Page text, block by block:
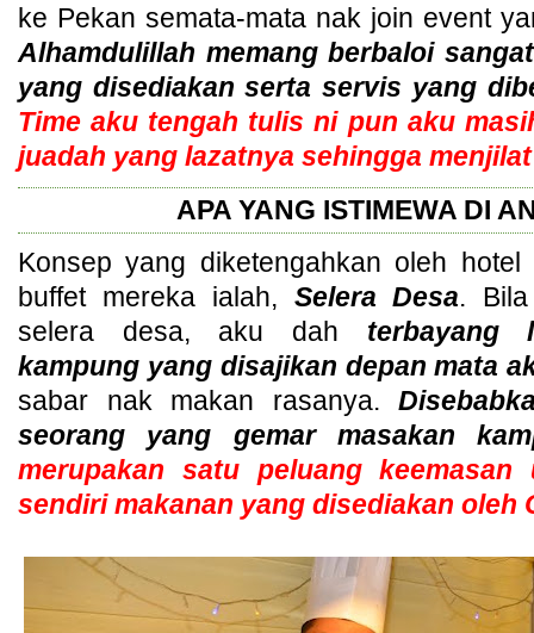
ke Pekan semata-mata nak join event
Alhamdulillah memang berbaloi
yang disediakan serta servis yang
Time aku tengah tulis ni pun aku
juadah yang lazatnya sehingga
APA YANG ISTIMEWA DI
Konsep yang diketengahkan oleh
buffet mereka ialah, Selera Desa.
selera desa, aku dah terbayang
kampung yang disajikan depan mata
sabar nak makan rasanya.
seorang yang gemar masakan
merupakan satu peluang
sendiri makanan yang disediakan oleh